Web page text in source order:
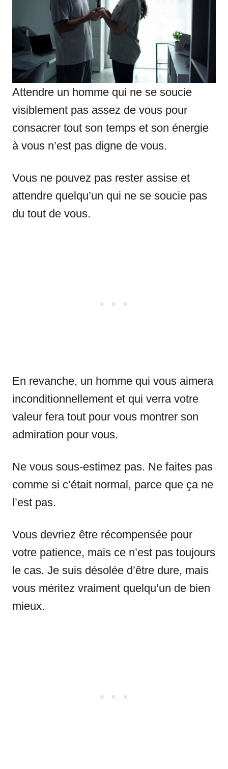
Attendre un homme qui ne se soucie
visiblement pas assez de vous pour
consacrer tout son temps et son énergie
à vous n’est pas digne de vous.
Vous ne pouvez pas rester assise et
attendre quelqu’un qui ne se soucie pas
du tout de vous.
En revanche, un homme qui vous aimera
inconditionnellement et qui verra votre
valeur fera tout pour vous montrer son
admiration pour vous.
Ne vous sous-estimez pas. Ne faites pas
comme si c’était normal, parce que ça ne
l’est pas.
Vous devriez être récompensée pour
votre patience, mais ce n’est pas toujours
le cas. Je suis désolée d’être dure, mais
vous méritez vraiment quelqu’un de bien
mieux.